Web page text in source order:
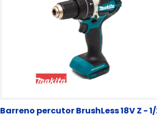
Barreno percutor BrushLess 18V Z -